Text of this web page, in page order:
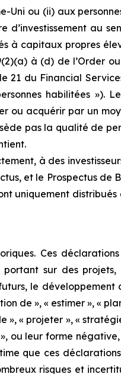
Uni ou (ii) aux
au
à capitaux propres
à (d) de l’Order
21 du Financial
habilitées »).
ou acquérir par un
pas la qualité de
à des
et le Prospectus de
uniquement distribués
Ces
sur des
le
de », « estimer », «
», « projeter », «
ou leur forme
que ces
risques et